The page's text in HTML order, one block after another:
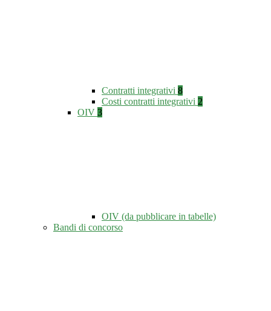
Contratti integrativi 8
Costi contratti integrativi 2
OIV 3
OIV (da pubblicare in tabelle)
Bandi di concorso